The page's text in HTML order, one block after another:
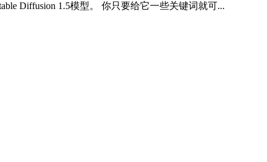
Diffusion 1.5模型。 你只要给它一些关键词就可...